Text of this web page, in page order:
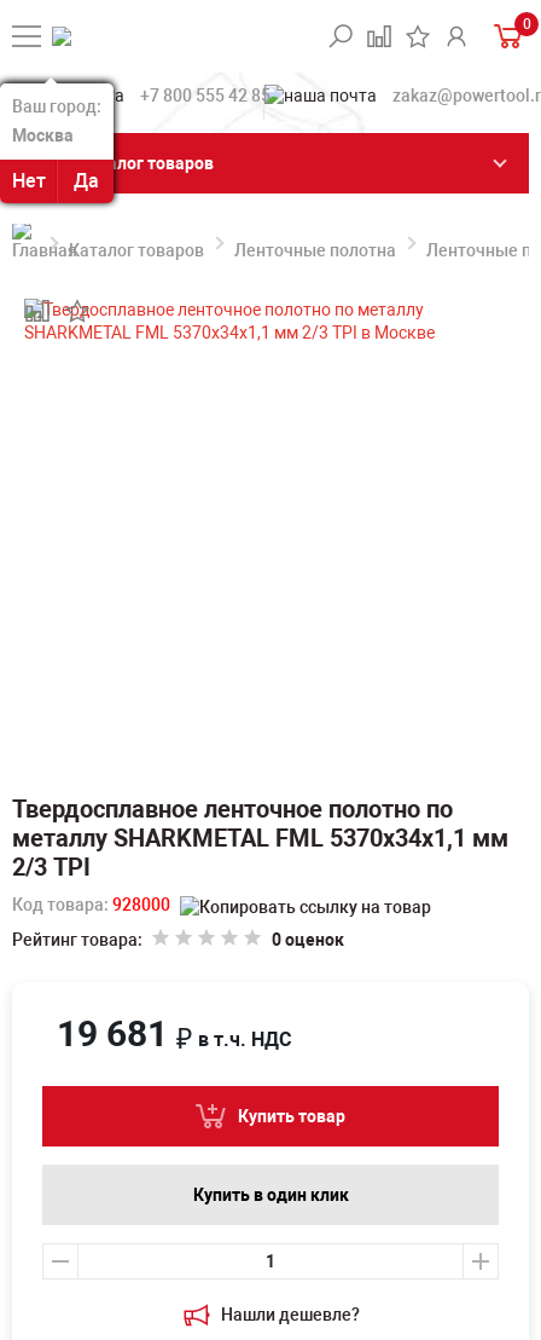
Ваш город:
Москва
Нет Да
Ваш город:
Москва
Нет Да
0
+7 800 555 42 85
Каталог товаров
Каталог товаров Ленточные полотна Ленточные
Твердосплавное ленточное полотно по
металлу SHARKMETAL FML 5370х34х1,1 мм
2/3 TPI
Код товара: 928000
Рейтинг товара:
0 оценок
Нашли дешевле?
19 681 ₽ в т.ч. НДС
Купить товар
Купить в один клик